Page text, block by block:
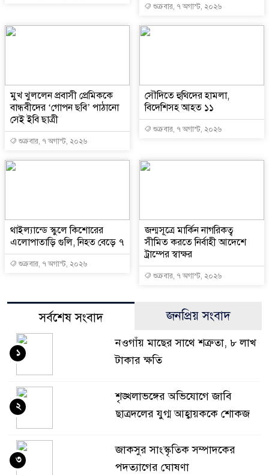
শুক্রবার, ৭ অগাস্ট, ২০২৬
মুখ খুললেন প্রবাসী প্রেমিককে
বান্ধবীদের ‘গোপন ছবি’ পাঠানো
সেই ইবি ছাত্রী
শুক্রবার, ৭ অগাস্ট, ২০২৬
সৌদিতে হুথিদের হামলা,
বিদেশিসহ আহত ১১
শুক্রবার, ৭ অগাস্ট, ২০২৬
থাইল্যান্ডে স্কুলে কিশোরের
এলোপাতাড়ি গুলি, নিহত বেড়ে ৭
শুক্রবার, ৭ অগাস্ট, ২০২৬
জন্মসূত্রে মার্কিন নাগরিকত্ব
সীমিত করতে নির্বাহী আদেশে
ট্রাম্পের স্বাক্ষর
শুক্রবার, ৭ অগাস্ট, ২০২৬
সর্বশেষ সংবাদ জনপ্রিয় সংবাদ
নওগাঁয় মাছের সাথে শত্রুতা, ৮ লাখ
টাকার ক্ষতি
১
শৃঙ্খলাভঙ্গের অভিযোগে জাবি
ছাত্রদলের যুগ্ম আহ্বায়ককে শোকজ
২
জাকসুর সাংস্কৃতিক সম্পাদকের
পদত্যাগের ঘোষণা
৩